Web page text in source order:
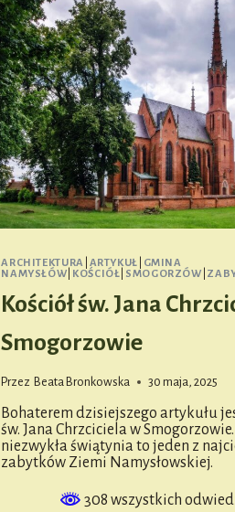
ARCHITEKTURA ARTYKUŁ
GMINA
NAMYSŁÓW KOŚCIÓŁ SMOGORZÓW
Kościół św. Jana
Smogorzowie
Przez Beata Bronkowska 30 maja, 2025
Bohaterem dzisiejszego artykułu
św. Jana Chrzciciela w Smogorzowie.
niezwykła świątynia to jeden z
zabytków Ziemi Namysłowskiej.
308 wszystkich